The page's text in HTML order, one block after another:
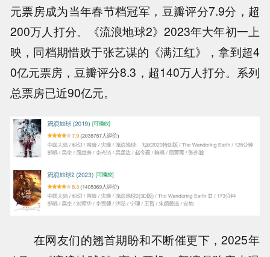
元票房成为当年春节档冠军，豆瓣评分7.9分，超
200万人打分。《流浪地球2》2023年大年初一上
映，同档期惜败于张艺谋的《满江红》，拿到超4
0亿元票房，豆瓣评分8.3，超140万人打分。系列
总票房已近90亿元。
在网友们的翘首期盼和不断催更下，2025年